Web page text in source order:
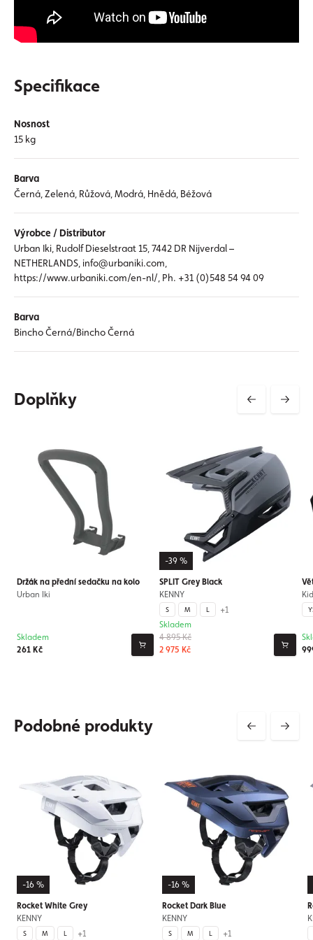
Specifikace
Nosnost
15 kg
Barva
Černá, Zelená, Růžová, Modrá, Hnědá, Béžová
Výrobce / Distributor
Urban Iki, Rudolf Dieselstraat 15, 7442 DR Nijverdal –
NETHERLANDS, info@urbaniki.com,
https://www.urbaniki.com/en-nl/, Ph. +31 (0)548 54 94 09
Barva
Bincho Černá/Bincho Černá
Doplňky
Držák na přední sedačku na kolo
Urban Iki
261 Kč
Skladem
-39 %
SPLIT Grey Black
KENNY
S M L +1
4 895 Kč
2 975 Kč
Skladem
Podobné produkty
-16 %
Rocket White Grey
KENNY
S M L +1
-16 %
Rocket Dark Blue
KENNY
S M L +1